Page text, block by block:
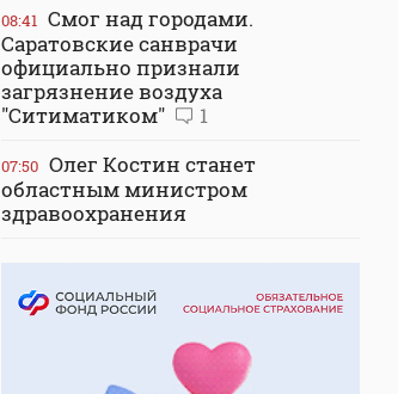
08:41 Смог над городами.
Саратовские санврачи
официально признали
загрязнение воздуха
"Ситиматиком"
1
07:50 Олег Костин станет
областным министром
здравоохранения